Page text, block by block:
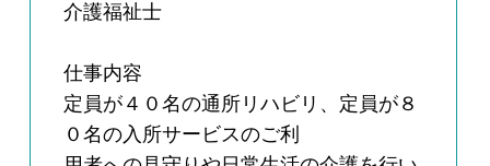
介護福祉士
仕事内容
定員が４０名の通所リハビリ、定員が８
０名の入所サービスのご利